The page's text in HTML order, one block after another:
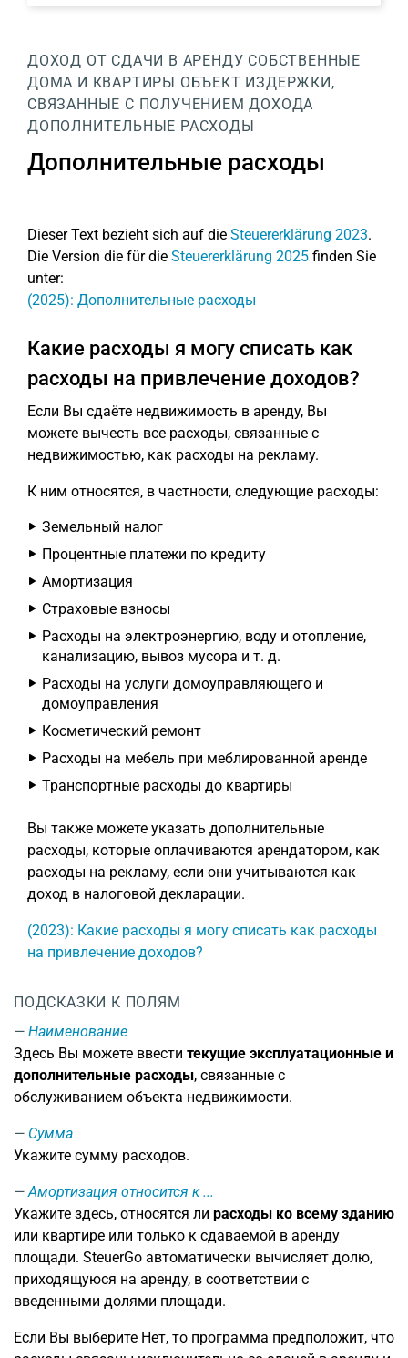
ДОХОД ОТ СДАЧИ В АРЕНДУ СОБСТВЕННЫЕ
ДОМА И КВАРТИРЫ ОБЪЕКТ ИЗДЕРЖКИ,
СВЯЗАННЫЕ С ПОЛУЧЕНИЕМ ДОХОДА
ДОПОЛНИТЕЛЬНЫЕ РАСХОДЫ
Дополнительные расходы
Dieser Text bezieht sich auf die Steuererklärung 2023.
Die Version die für die Steuererklärung 2025 finden Sie
unter:
(2025): Дополнительные расходы
Какие расходы я могу списать как
расходы на привлечение доходов?
Если Вы сдаёте недвижимость в аренду, Вы
можете вычесть все расходы, связанные с
недвижимостью, как расходы на рекламу.
К ним относятся, в частности, следующие расходы:
Земельный налог
Процентные платежи по кредиту
Амортизация
Страховые взносы
Расходы на электроэнергию, воду и отопление,
канализацию, вывоз мусора и т. д.
Расходы на услуги домоуправляющего и
домоуправления
Косметический ремонт
Расходы на мебель при меблированной аренде
Транспортные расходы до квартиры
Вы также можете указать дополнительные
расходы, которые оплачиваются арендатором, как
расходы на рекламу, если они учитываются как
доход в налоговой декларации.
(2023): Какие расходы я могу списать как расходы
на привлечение доходов?
ПОДСКАЗКИ К ПОЛЯМ
Наименование
Здесь Вы можете ввести текущие эксплуатационные и
дополнительные расходы, связанные с
обслуживанием объекта недвижимости.
Сумма
Укажите сумму расходов.
Амортизация относится к ...
Укажите здесь, относятся ли расходы ко всему зданию
или квартире или только к сдаваемой в аренду
площади. SteuerGo автоматически вычисляет долю,
приходящуюся на аренду, в соответствии с
введенными долями площади.
Если Вы выберите Нет, то программа предположит, что